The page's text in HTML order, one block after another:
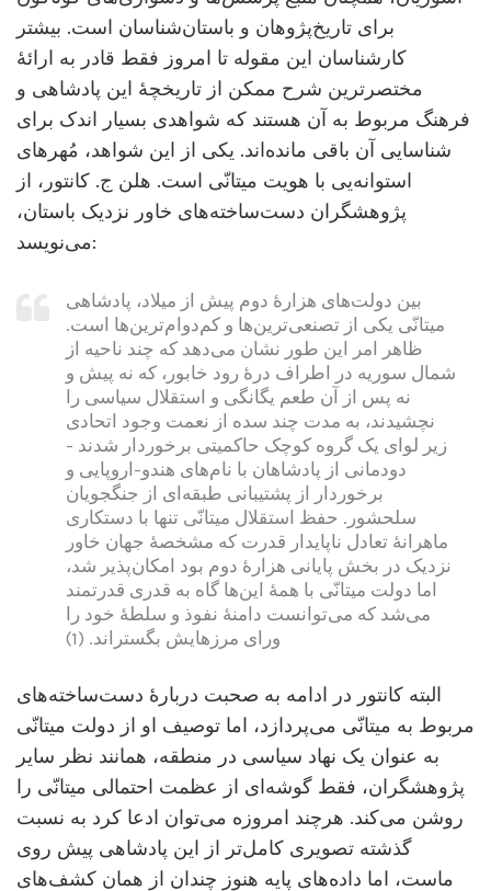
برای تاریخ‌پژوهان و باستان‌شناسان است. بیشتر
کارشناسان این مقوله تا امروز فقط قادر به ارائۀ
مختصرترین شرح ممکن از تاریخچۀ این پادشاهی و
فرهنگ مربوط به آن هستند که شواهدی بسیار اندک برای
شناسایی آن باقی مانده‌اند. یکی از این شواهد، مُهرهای
استوانه‌یی با هویت میتانّی است. هلن ج. کانتور، از
پژوهشگران دست‌ساخته‌های خاور نزدیک باستان،
می‌نویسد:
بین دولت‌های هزارۀ دوم پیش از میلاد، پادشاهی
میتانّی یکی از تصنعی‌ترین‌ها و کم‌دوام‌ترین‌ها است.
ظاهر امر این طور نشان می‌دهد که چند ناحیه از
شمال سوریه در اطراف درۀ رود خابور، که نه پیش و
نه پس از آن طعم یگانگی و استقلال سیاسی را
نچشیدند، به مدت چند سده از نعمت وجود اتحادی
زیر لوای یک گروه کوچک حاکمیتی برخوردار شدند -
دودمانی از پادشاهان با نام‌های هندو-اروپایی و
برخوردار از پشتیبانی طبقه‌ای از جنگجویان
سلحشور. حفظ استقلال میتانّی تنها با دستکاری
ماهرانۀ تعادل ناپایدار قدرت که مشخصۀ جهان خاور
نزدیک در بخش پایانی هزارۀ دوم بود امکان‌پذیر شد،
اما دولت میتانّی با همۀ این‌ها گاه به قدری قدرتمند
می‌شد که می‌توانست دامنۀ نفوذ و سلطۀ خود را
ورای مرزهایش بگستراند. (1)
البته کانتور در ادامه به صحبت دربارۀ دست‌ساخته‌های
مربوط به میتانّی می‌پردازد، اما توصیف او از دولت میتانّی
به عنوان یک نهاد سیاسی در منطقه، همانند نظر سایر
پژوهشگران، فقط گوشه‌ای از عظمت احتمالی میتانّی را
روشن می‌کند. هرچند امروزه می‌توان ادعا کرد به نسبت
گذشته تصویری کامل‌تر از این پادشاهی پیش روی
ماست، اما داده‌های پایه هنوز چندان از همان کشف‌های